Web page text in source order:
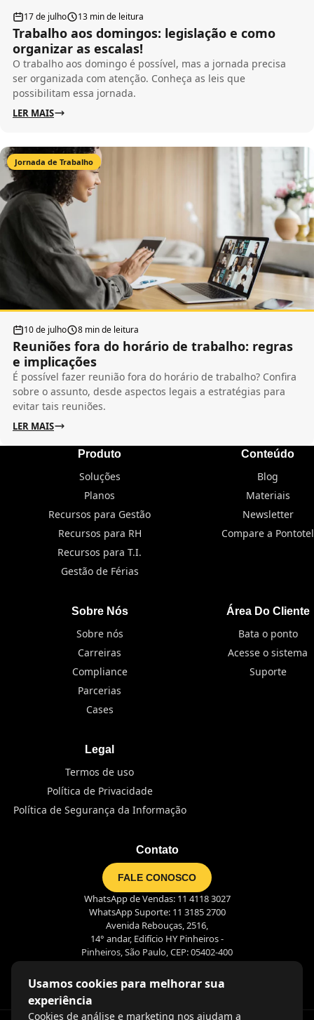
17 de julho 13 min de leitura
Trabalho aos domingos: legislação e como
organizar as escalas!
O trabalho aos domingo é possível, mas a jornada precisa
ser organizada com atenção. Conheça as leis que
possibilitam essa jornada.
LER MAIS
Jornada de Trabalho
10 de julho 8 min de leitura
Reuniões fora do horário de trabalho: regras
e implicações
É possível fazer reunião fora do horário de trabalho? Confira
sobre o assunto, desde aspectos legais a estratégias para
evitar tais reuniões.
LER MAIS
Produto
Soluções
Planos
Recursos para Gestão
Recursos para RH
Recursos para T.I.
Gestão de Férias
Conteúdo
Blog
Materiais
Newsletter
Compare a Pontotel
Sobre Nós
Sobre nós
Carreiras
Compliance
Parcerias
Cases
Área Do Cliente
Bata o ponto
Acesse o sistema
Suporte
Legal
Termos de uso
Política de Privacidade
Política de Segurança da Informação
Contato
FALE CONOSCO
WhatsApp de Vendas: 11 4118 3027
WhatsApp Suporte: 11 3185 2700
Avenida Rebouças, 2516,
14° andar, Edifício HY Pinheiros -
Pinheiros, São Paulo, CEP: 05402-400
Usamos cookies para melhorar sua
experiência
Cookies de análise e marketing nos ajudam a